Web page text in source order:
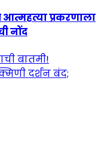
आत्महत्या प्रकरणाला
नोंद